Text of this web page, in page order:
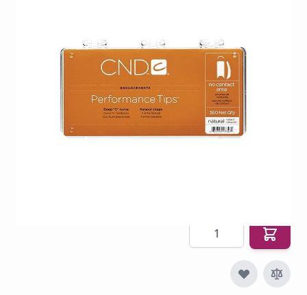
Op voorraad
CND-PC360
€ 84,58
Aantal